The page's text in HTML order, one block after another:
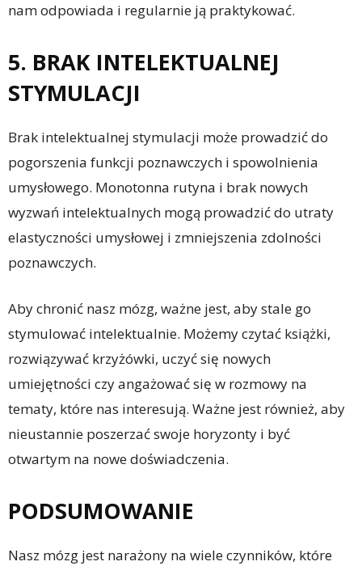
nam odpowiada i regularnie ją praktykować.
5. BRAK INTELEKTUALNEJ
STYMULACJI
Brak intelektualnej stymulacji może prowadzić do
pogorszenia funkcji poznawczych i spowolnienia
umysłowego. Monotonna rutyna i brak nowych
wyzwań intelektualnych mogą prowadzić do utraty
elastyczności umysłowej i zmniejszenia zdolności
poznawczych.
Aby chronić nasz mózg, ważne jest, aby stale go
stymulować intelektualnie. Możemy czytać książki,
rozwiązywać krzyżówki, uczyć się nowych
umiejętności czy angażować się w rozmowy na
tematy, które nas interesują. Ważne jest również, aby
nieustannie poszerzać swoje horyzonty i być
otwartym na nowe doświadczenia.
PODSUMOWANIE
Nasz mózg jest narażony na wiele czynników, które